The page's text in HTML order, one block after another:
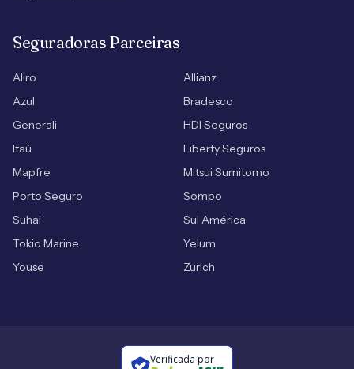
Seguradoras Parceiras
Aliro
Allianz
Azul
Bradesco
Generali
HDI Seguros
Itaú
Liberty Seguros
Mapfre
Mitsui Sumitomo
Porto Seguro
Sompo
Suhai
Sul América
Tokio Marine
Yelum
Youse
Zurich
Verificada por